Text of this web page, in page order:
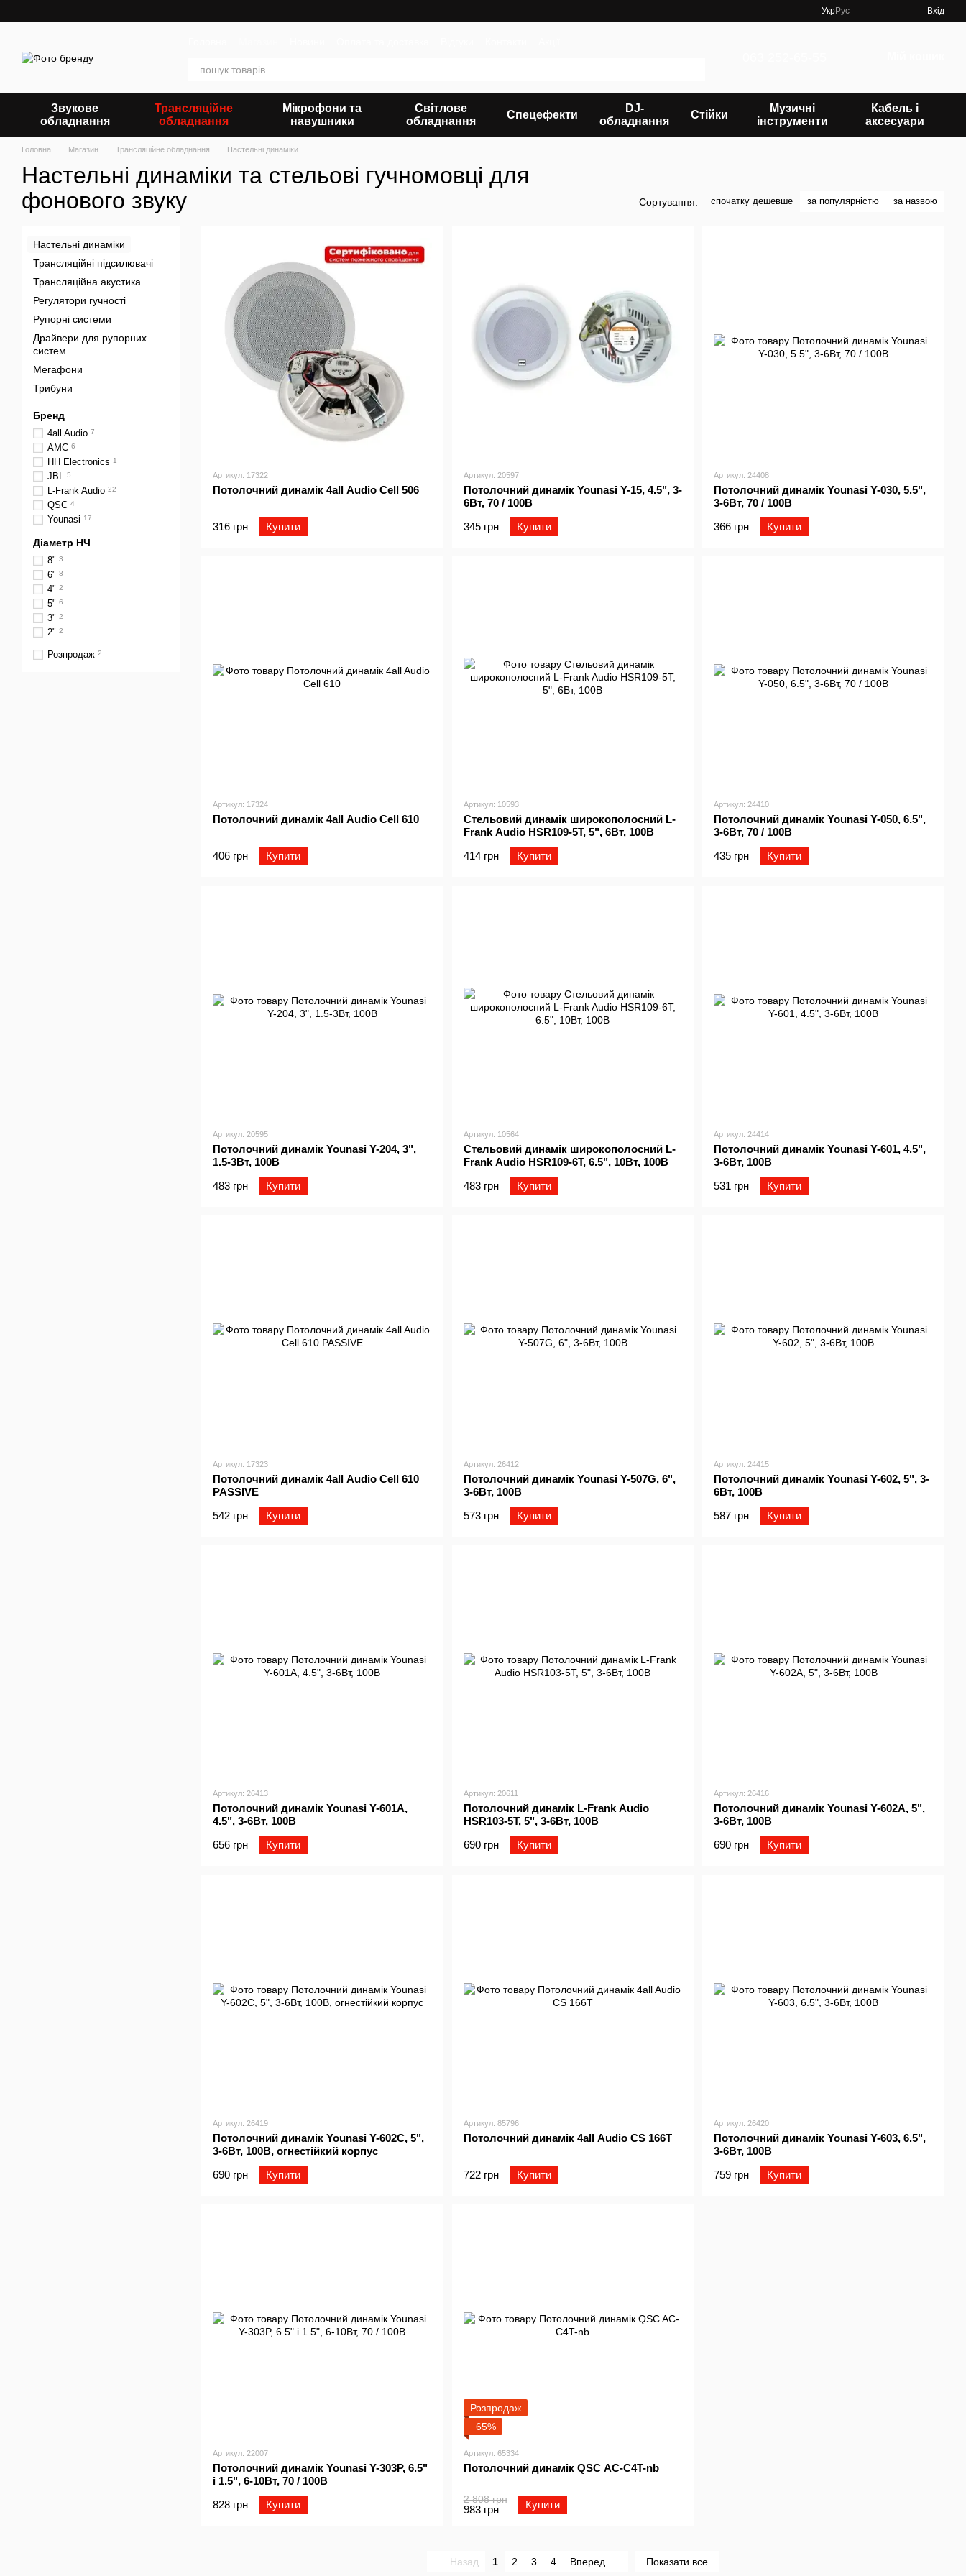
УкрРус Вхід
Звукове
обладнання
Трансляційне
обладнання
Мікрофони та
навушники
Світлове
обладнання
Спецефекти
DJ-
обладнання
Стійки
Музичні
інструменти
Кабель і
аксесуари
Головна Магазин Трансляційне обладнання Настельні динаміки
Настельні динаміки та стельові гучномовці для
фонового звуку
Сортування: спочатку дешевше за популярністю за назвою
Артикул: 17322
Потолочний динамік 4all Audio Cell 506
316 грн Купити
Артикул: 20597
Потолочний динамік Younasi Y-15, 4.5", 3-
6Вт, 70 / 100В
345 грн
Купити
Артикул: 24408
Потолочний динамік Younasi Y-030, 5.5",
3-6Вт, 70 / 100В
366 грн
Купити
Артикул: 17324
Потолочний динамік 4all Audio Cell 610
406 грн Купити
Артикул: 10593
Стельовий динамік широкополосний L-
Frank Audio HSR109-5T, 5", 6Вт, 100В
414 грн
Купити
Артикул: 24410
Потолочний динамік Younasi Y-050, 6.5",
3-6Вт, 70 / 100В
435 грн
Купити
Артикул: 20595
Потолочний динамік Younasi Y-204, 3",
1.5-3Вт, 100В
483 грн
Купити
Артикул: 10564
Стельовий динамік широкополосний L-
Frank Audio HSR109-6T, 6.5", 10Вт, 100В
483 грн
Купити
Артикул: 24414
Потолочний динамік Younasi Y-601, 4.5",
3-6Вт, 100В
531 грн
Купити
Артикул: 17323
Потолочний динамік 4all Audio Cell 610
PASSIVE
542 грн
Купити
Артикул: 26412
Потолочний динамік Younasi Y-507G, 6",
3-6Вт, 100В
573 грн
Купити
Артикул: 24415
Потолочний динамік Younasi Y-602, 5", 3-
6Вт, 100В
587 грн
Купити
Артикул: 26413
Потолочний динамік Younasi Y-601A,
4.5", 3-6Вт, 100В
656 грн
Купити
Артикул: 20611
Потолочний динамік L-Frank Audio
HSR103-5T, 5", 3-6Вт, 100В
690 грн
Купити
Артикул: 26416
Потолочний динамік Younasi Y-602A, 5",
3-6Вт, 100В
690 грн
Купити
Артикул: 26419
Потолочний динамік Younasi Y-602C, 5",
3-6Вт, 100В, огнестійкий корпус
690 грн
Купити
Артикул: 85796
Потолочний динамік 4all Audio CS 166T
722 грн Купити
Артикул: 26420
Потолочний динамік Younasi Y-603, 6.5",
3-6Вт, 100В
759 грн
Купити
Артикул: 22007
Потолочний динамік Younasi Y-303P, 6.5"
і 1.5", 6-10Вт, 70 / 100В
828 грн
Купити
Розпродаж
−65%
Артикул: 65334
Потолочний динамік QSC AC-C4T-nb
2 808 грн
983 грн Купити
Назад 1 2 3 4 Вперед Показати все
Настельні динаміки
Трансляційні підсилювачі
Трансляційна акустика
Регулятори гучності
Рупорні системи
Драйвери для рупорних
систем
Мегафони
Трибуни
Бренд
4all Audio 7
AMC 6
HH Electronics 1
JBL 5
L-Frank Audio 22
QSC 4
Younasi 17
Діаметр НЧ
8" 3
6" 8
4" 2
5" 6
3" 2
2" 2
Розпродаж 2